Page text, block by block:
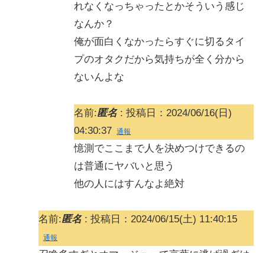
れなくなっちゃったとかそういう感じ
なんか？
俺が面白くなかったらすぐに切るタイ
プのオタクだから気持ちが全く分から
ないんよな
名前:匿名: 投稿日：2024/06/16(日)
04:30:37 通報
憶測でここまで人を決めつけできるの
は普通にヤバいと思う
他の人にはすんなよ絶対
名前:匿名: 投稿日：2024/06/15(土) 11:40:15
通報